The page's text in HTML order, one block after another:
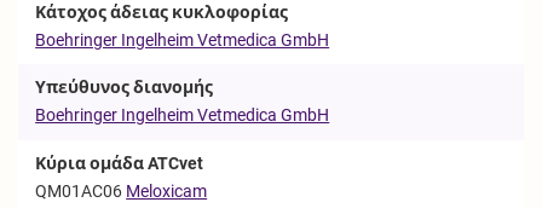
Κάτοχος άδειας κυκλοφορίας
Boehringer Ingelheim Vetmedica GmbH
Υπεύθυνος διανομής
Boehringer Ingelheim Vetmedica GmbH
Κύρια ομάδα ATCvet
QM01AC06 Meloxicam